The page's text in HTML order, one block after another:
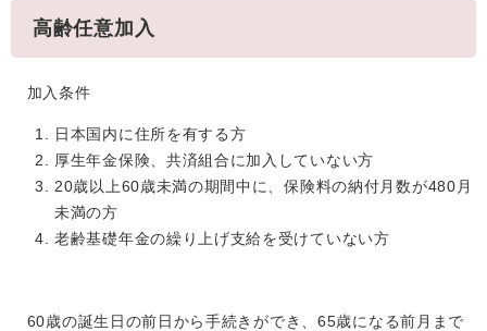
高齢任意加入
加入条件
日本国内に住所を有する方
厚生年金保険、共済組合に加入していない方
20歳以上60歳未満の期間中に、保険料の納付月数が480月
未満の方
老齢基礎年金の繰り上げ支給を受けていない方
60歳の誕生日の前日から手続きができ、65歳になる前月まで